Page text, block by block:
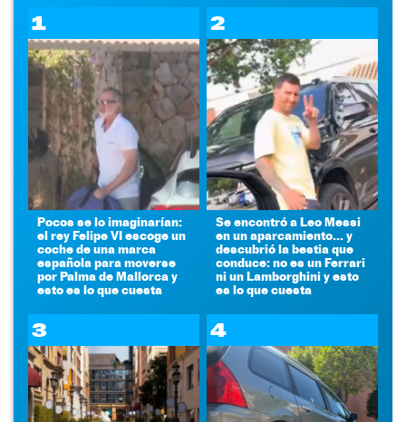
1
Pocos se lo imaginarían:
el rey Felipe VI escoge un
coche de una marca
española para moverse
por Palma de Mallorca y
esto es lo que cuesta
2
Se encontró a Leo Messi
en un aparcamiento... y
descubrió la bestia que
conduce: no es un Ferrari
ni un Lamborghini y esto
es lo que cuesta
3 4